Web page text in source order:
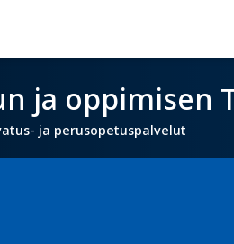
ja oppimisen
ja perusopetuspalvelut